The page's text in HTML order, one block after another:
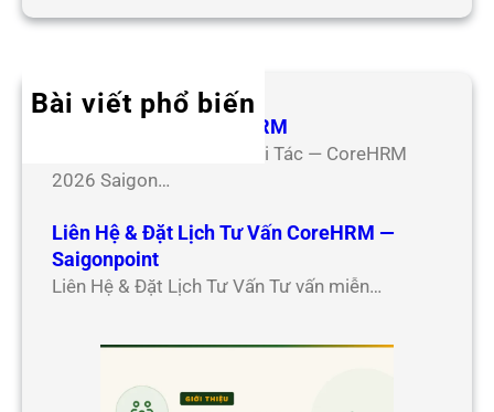
Bài viết phổ biến
Hợp Tác Đối Tác CoreHRM
Chương Trình Hợp Tác Đối Tác — CoreHRM
2026 Saigon…
Liên Hệ & Đặt Lịch Tư Vấn CoreHRM —
Saigonpoint
Liên Hệ & Đặt Lịch Tư Vấn Tư vấn miễn…